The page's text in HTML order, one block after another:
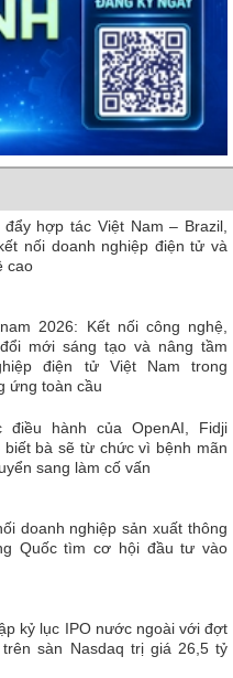
đẩy hợp tác Việt Nam – Brazil,
nối doanh nghiệp điện tử và
cao
2026: Kết nối công nghệ,
mới sáng tạo và nâng tầm
điện tử Việt Nam trong
ứng toàn cầu
điều hành của OpenAI, Fidji
biết bà sẽ từ chức vì bệnh mãn
sang làm cố vấn
doanh nghiệp sản xuất thông
Quốc tìm cơ hội đầu tư vào
kỷ lục IPO nước ngoài với đợt
sàn Nasdaq trị giá 26,5 tỷ